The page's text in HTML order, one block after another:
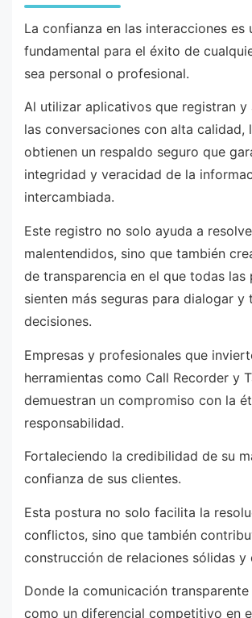
La confianza en las interacciones es
fundamental para el éxito de
sea personal o profesional.
Al utilizar aplicativos que registran y
las conversaciones con alta calidad,
obtienen un respaldo seguro que
integridad y veracidad de la
intercambiada.
Este registro no solo ayuda a
malentendidos, sino que también
de transparencia en el que todas las
sienten más seguras para dialogar y
decisiones.
Empresas y profesionales que
herramientas como Call Recorder y
demuestran un compromiso con la
responsabilidad.
Fortaleciendo la credibilidad de su
confianza de sus clientes.
Esta postura no solo facilita la
conflictos, sino que también
construcción de relaciones sólidas y
Donde la comunicación
como un diferencial competitivo en